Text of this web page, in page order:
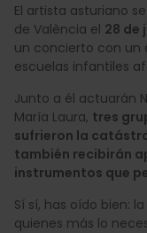
El artista asturiano
de València el 28 de
un concierto con un
escuelas infantiles
Junto a él actuarán
María Laura, tres
sufrieron la
también recibirán
instrumentos que
Sí sí, has oído bien:
quienes más lo